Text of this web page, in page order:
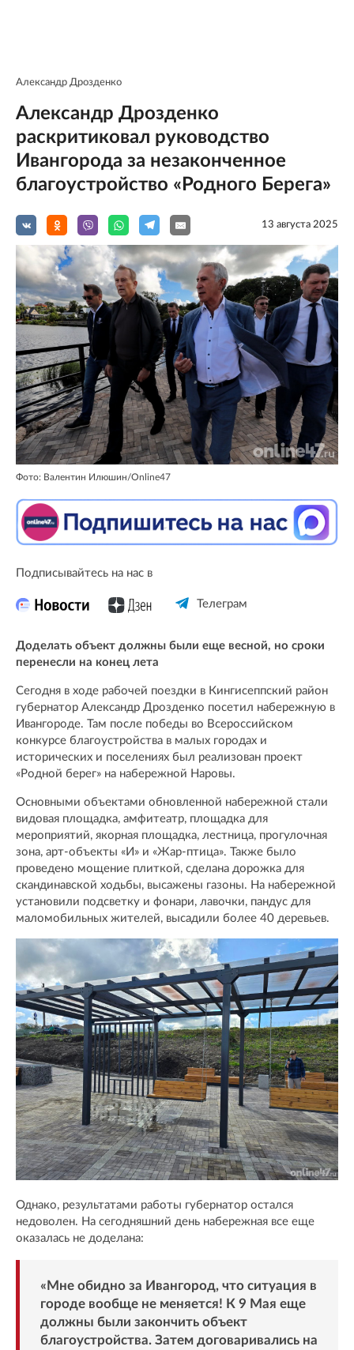
Александр Дрозденко
Александр Дрозденко
раскритиковал руководство
Ивангорода за незаконченное
благоустройство «Родного Берега»
13 августа 2025
Фото: Валентин Илюшин/Online47
Подписывайтесь на нас в
Телеграм
Доделать объект должны были еще весной, но сроки
перенесли на конец лета
Сегодня в ходе рабочей поездки в Кингисеппский район
губернатор Александр Дрозденко посетил набережную в
Ивангороде. Там после победы во Всероссийском
конкурсе благоустройства в малых городах и
исторических и поселениях был реализован проект
«Родной берег» на набережной Наровы.
Основными объектами обновленной набережной стали
видовая площадка, амфитеатр, площадка для
мероприятий, якорная площадка, лестница, прогулочная
зона, арт-объекты «И» и «Жар-птица». Также было
проведено мощение плиткой, сделана дорожка для
скандинавской ходьбы, высажены газоны. На набережной
установили подсветку и фонари, лавочки, пандус для
маломобильных жителей, высадили более 40 деревьев.
Однако, результатами работы губернатор остался
недоволен. На сегодняшний день набережная все еще
оказалась не доделана:
«Мне обидно за Ивангород, что ситуация в
городе вообще не меняется! К 9 Мая еще
должны были закончить объект
благоустройства. Затем договаривались на